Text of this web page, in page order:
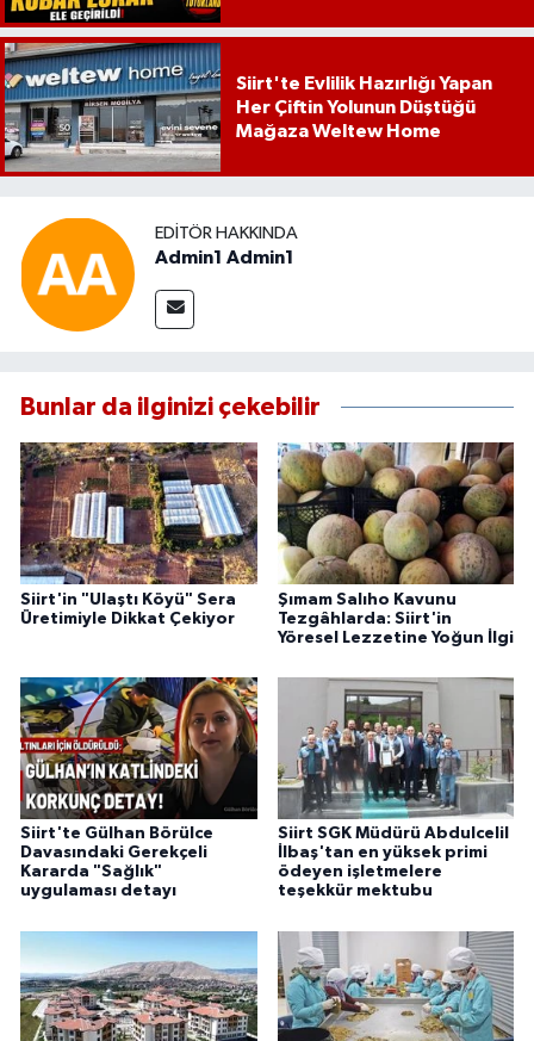
Siirt'te Evlilik Hazırlığı Yapan
Her Çiftin Yolunun Düştüğü
Mağaza Weltew Home
EDITÖR HAKKINDA
Admin1 Admin1
Bunlar da ilginizi çekebilir
Siirt'in "Ulaştı Köyü" Sera
Üretimiyle Dikkat Çekiyor
Şımam Salıho Kavunu
Tezgâhlarda: Siirt'in
Yöresel Lezzetine Yoğun İlgi
Siirt'te Gülhan Börülce
Davasındaki Gerekçeli
Kararda "Sağlık"
uygulaması detayı
Siirt SGK Müdürü Abdulcelil
İlbaş'tan en yüksek primi
ödeyen işletmelere
teşekkür mektubu